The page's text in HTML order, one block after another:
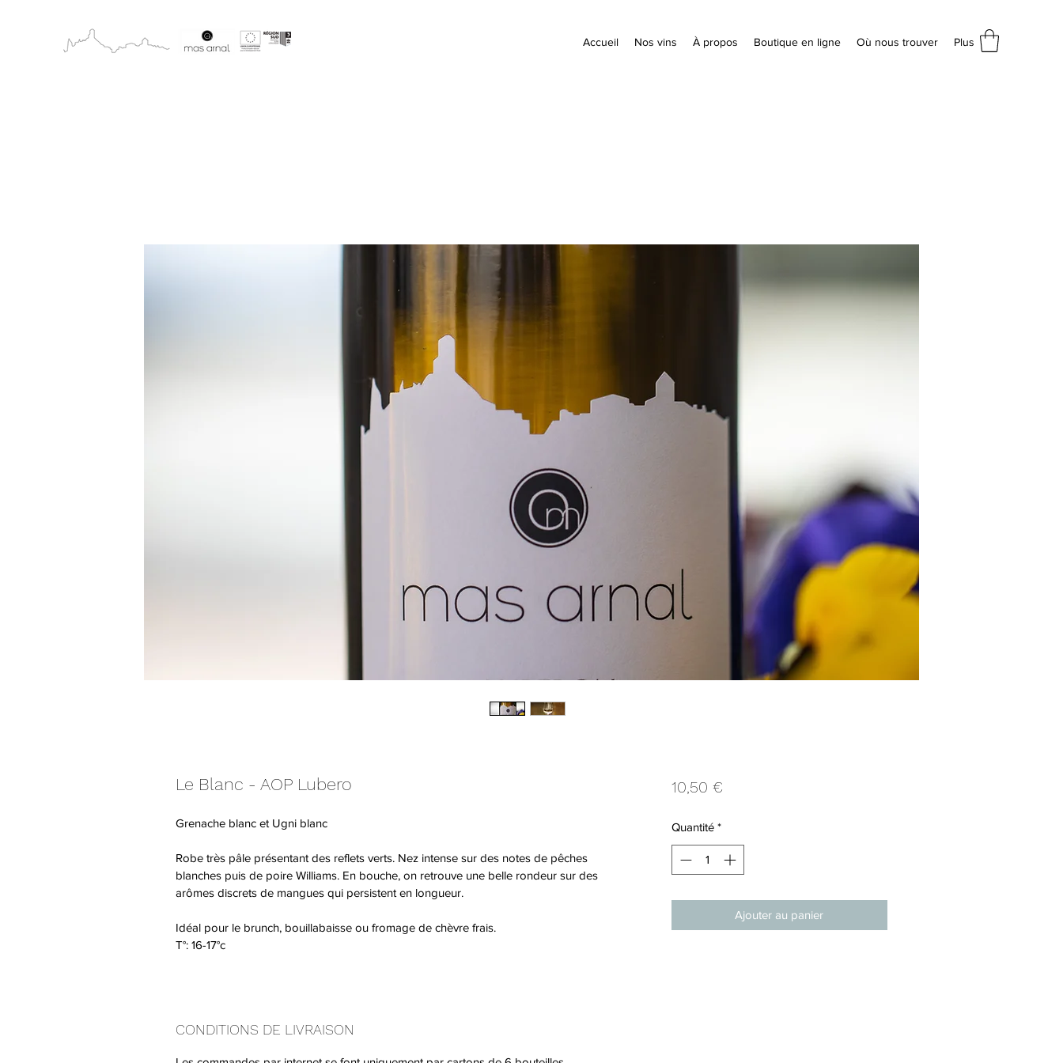
Accueil Nos vins À propos Boutique en ligne Où nous trouver Plus
Le Blanc - AOP Lubero
Grenache blanc et Ugni blanc
Robe très pâle présentant des reflets verts. Nez intense sur des notes de pêches
blanches puis de poire Williams. En bouche, on retrouve une belle rondeur sur des
arômes discrets de mangues qui persistent en longueur.
Idéal pour le brunch, bouillabaisse ou fromage de chèvre frais.
T°: 16-17°c
CONDITIONS DE LIVRAISON
10,50 €Prix
Quantité *
Ajouter au panier